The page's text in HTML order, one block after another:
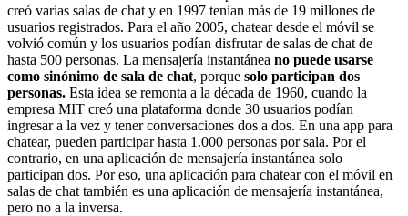
creó varias salas de chat y en 1997 tenían más de 19 millones de
usuarios registrados. Para el año 2005, chatear desde el móvil se
volvió común y los usuarios podían disfrutar de salas de chat de
hasta 500 personas. La mensajería instantánea no puede usarse
como sinónimo de sala de chat, porque solo participan dos
personas. Esta idea se remonta a la década de 1960, cuando la
empresa MIT creó una plataforma donde 30 usuarios podían
ingresar a la vez y tener conversaciones dos a dos. En una app para
chatear, pueden participar hasta 1.000 personas por sala. Por el
contrario, en una aplicación de mensajería instantánea solo
participan dos. Por eso, una aplicación para chatear con el móvil en
salas de chat también es una aplicación de mensajería instantánea,
pero no a la inversa.